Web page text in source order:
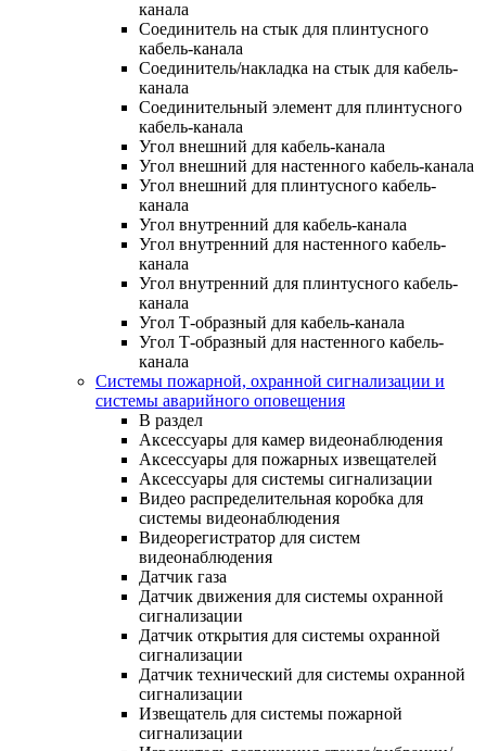
канала
Соединитель на стык для плинтусного
кабель-канала
Соединитель/накладка на стык для кабель-
канала
Соединительный элемент для плинтусного
кабель-канала
Угол внешний для кабель-канала
Угол внешний для настенного кабель-канала
Угол внешний для плинтусного кабель-
канала
Угол внутренний для кабель-канала
Угол внутренний для настенного кабель-
канала
Угол внутренний для плинтусного кабель-
канала
Угол Т-образный для кабель-канала
Угол Т-образный для настенного кабель-
канала
Системы пожарной, охранной сигнализации и
системы аварийного оповещения
В раздел
Аксессуары для камер видеонаблюдения
Аксессуары для пожарных извещателей
Аксессуары для системы сигнализации
Видео распределительная коробка для
системы видеонаблюдения
Видеорегистратор для систем
видеонаблюдения
Датчик газа
Датчик движения для системы охранной
сигнализации
Датчик открытия для системы охранной
сигнализации
Датчик технический для системы охранной
сигнализации
Извещатель для системы пожарной
сигнализации